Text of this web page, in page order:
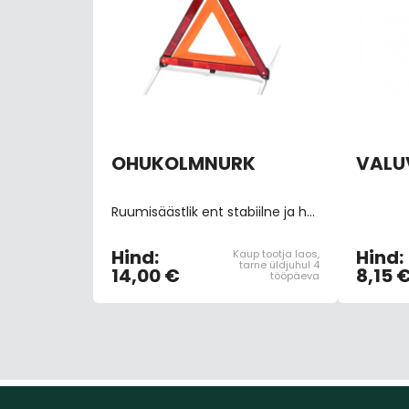
OHUKOLMNURK
Ruumisäästlik ent stabiilne ja hästi silmatorkav ohukolmnurk; kokkuklapitavate metallist jalgadega
Hind:
14,00 €
Kaup tootja laos,
tarne üldjuhul 4
tööpäeva
Hind:
8,15